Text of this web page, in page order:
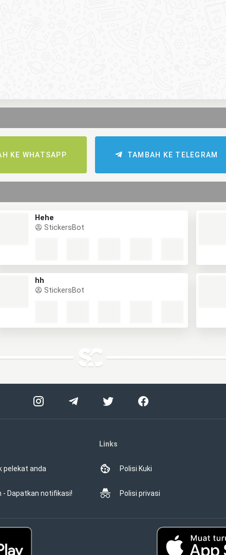
KE WHATSAPP TAMBAH KE TELEGRAM
Hehe
StickersBot
hh
StickersBot
pelekat anda
- Dapatkan notifikasi!
Links
Polisi Kuki
Polisi privasi